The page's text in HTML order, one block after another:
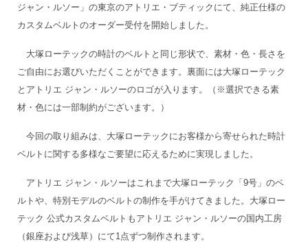
ジャン・ルソー」の東京のアトリエ・ブティックにて、純正仕様の
カスタムベルトのオーダー受付を開始しました。
大塚ローテックの時計のベルトと同じ形状で、素材・色・長さを
ご自由にお選びいただくことができます。裏面には大塚ローテック
とアトリエ ジャン・ルソーのロゴが入ります。（※選択できる素
材・色には一部制約がございます。）
今回の取り組みは、大塚ローテックにお客様から寄せられた時計
ベルトに関する多様なご要望に応えるために実現しました。
アトリエ ジャン・ルソーはこれまで大塚ローテック「9号」のベ
ルトや、特別モデルのベルトの制作を手がけてきました。大塚ロー
テック 公式カスタムベルトもアトリエ ジャン・ルソーの国内工房
（銀座および浅草）にて1点ずつ制作されます。